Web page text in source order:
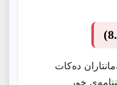
دەکات
خور